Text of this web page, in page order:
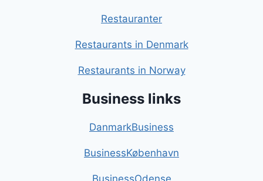
Restauranter
Restaurants in Denmark
Restaurants in Norway
Business links
DanmarkBusiness
BusinessKøbenhavn